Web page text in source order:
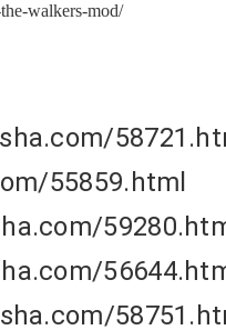
walkers-mod/
55859.html